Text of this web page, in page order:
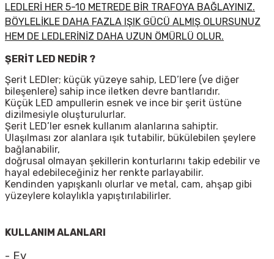
LEDLERİ HER 5-10 METREDE BİR TRAFOYA BAĞLAYINIZ.
BÖYLELİKLE DAHA FAZLA IŞIK GÜCÜ ALMIŞ OLURSUNUZ
HEM DE LEDLERİNİZ DAHA UZUN ÖMÜRLÜ OLUR.
ŞERİT LED NEDİR ?
Şerit LEDler; küçük yüzeye sahip, LED’lere (ve diğer
bileşenlere) sahip ince iletken devre bantlarıdır.
Küçük LED ampullerin esnek ve ince bir şerit üstüne
dizilmesiyle oluşturulurlar.
Şerit LED’ler esnek kullanım alanlarına sahiptir.
Ulaşılması zor alanlara ışık tutabilir, bükülebilen şeylere
bağlanabilir,
doğrusal olmayan şekillerin konturlarını takip edebilir ve
hayal edebileceğiniz her renkte parlayabilir.
Kendinden yapışkanlı olurlar ve metal, cam, ahşap gibi
yüzeylere kolaylıkla yapıştırılabilirler.
KULLANIM ALANLARI
- Ev